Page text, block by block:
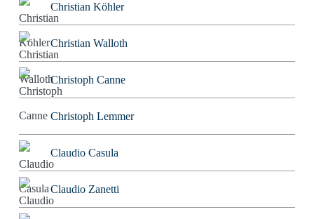
Christian Köhler
Christian Walloth
Christoph Canne
Christoph Lemmer
Claudio Casula
Claudio Zanetti